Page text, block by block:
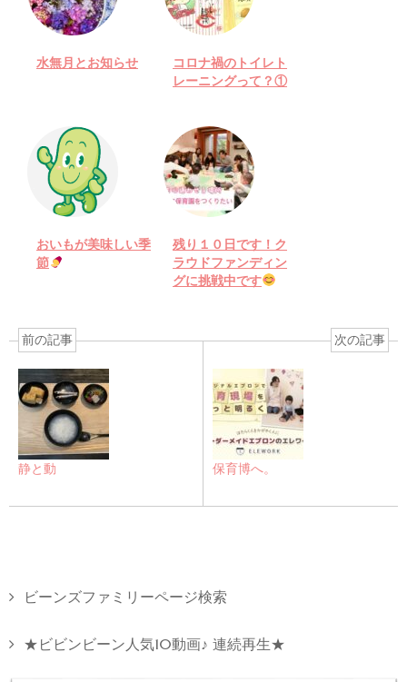
水無月とお知らせ
コロナ禍のトイレト
レーニングって？①
おいもが美味しい季
節
残り１０日です！ク
ラウドファンディン
グに挑戦中です
前の記事
静と動
次の記事
保育博へ。
ビーンズファミリーページ検索
★ビビンビーン人気10動画♪ 連続再生★